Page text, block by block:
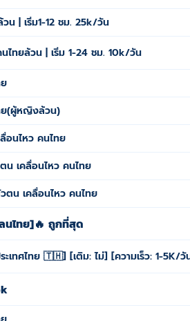
น | เริ่ม1-12 ชม. 25k/วัน
ไทยล้วน | เริ่ม 1-24 ชม. 10k/วัน
ย(ผู้หญิงล้วน)
อนไหว คนไทย
น เคลื่อนไหว คนไทย
น เคลื่อนไหว คนไทย
นไทย]🔥 ถูกที่สุด
เทศไทย 🇹🇭] [เติม: ไม่] [ความเร็ว: 1-5K/